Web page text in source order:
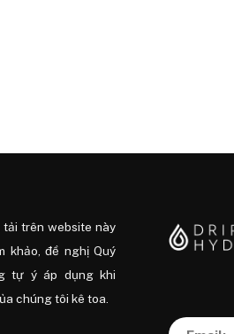
tải trên website này
khảo, đề nghị Quý
tự ý áp dụng khi
chúng tôi kê toa.